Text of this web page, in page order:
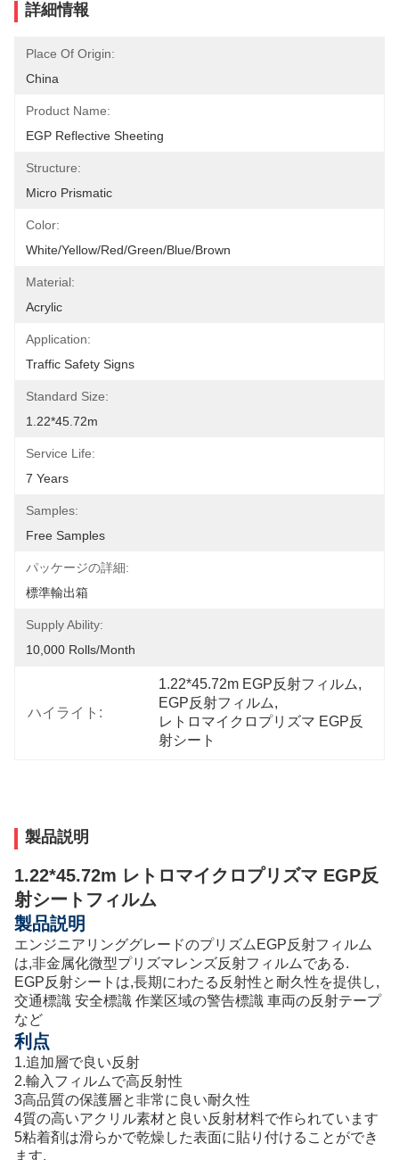
詳細情報
Place Of Origin:
China
Product Name:
EGP Reflective Sheeting
Structure:
Micro Prismatic
Color:
White/yellow/red/green/blue/brown
Material:
Acrylic
Application:
Traffic Safety Signs
Standard Size:
1.22*45.72m
Service Life:
7 Years
Samples:
Free Samples
パッケージの詳細:
標準輸出箱
Supply Ability:
10,000 Rolls/month
ハイライト:
1.22*45.72m EGP反射フィルム,
EGP反射フィルム,
レトロマイクロプリズマ EGP反
射シート
製品説明
1.22*45.72m レトロマイクロプリズマ EGP反
射シートフィルム
製品説明
エンジニアリンググレードのプリズムEGP反射フィルム
は,非金属化微型プリズマレンズ反射フィルムである.
EGP反射シートは,長期にわたる反射性と耐久性を提供し,
交通標識 安全標識 作業区域の警告標識 車両の反射テープ
など
利点
1.追加層で良い反射
2.輸入フィルムで高反射性
3高品質の保護層と非常に良い耐久性
4質の高いアクリル素材と良い反射材料で作られています
5粘着剤は滑らかで乾燥した表面に貼り付けることができ
ます.